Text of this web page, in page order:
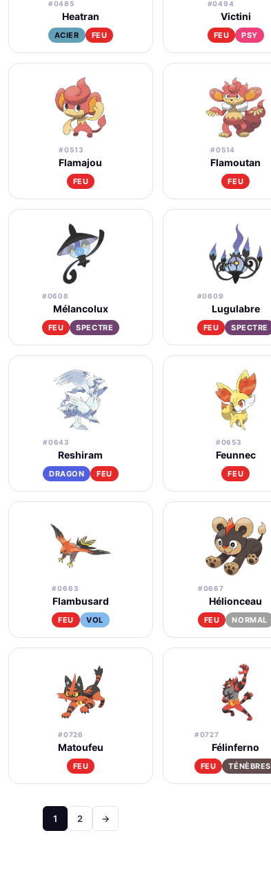
#0485
Heatran
ACIER FEU
#0494
Victini
FEU PSY
#0513
Flamajou
FEU
#0514
Flamoutan
FEU
#0608
Mélancolux
FEU SPECTRE
#0609
Lugulabre
FEU SPECTRE
#0643
Reshiram
DRAGON FEU
#0653
Feunnec
FEU
#0663
Flambusard
FEU VOL
#0667
Hélionceau
FEU NORMAL
#0726
Matoufeu
FEU
#0727
Félinferno
FEU TÉNÈBRES
Pagination
1 2 →